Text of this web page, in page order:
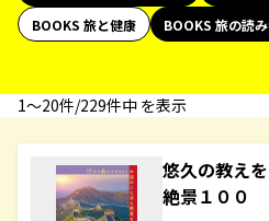
BOOKS 旅と健康
BOOKS 旅の読
1〜20件/229件中 を表示
悠久の教え
絶景１００